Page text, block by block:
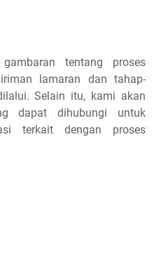
tentang proses
lamaran dan tahap-
Selain itu, kami akan
dapat dihubungi untuk
terkait dengan proses